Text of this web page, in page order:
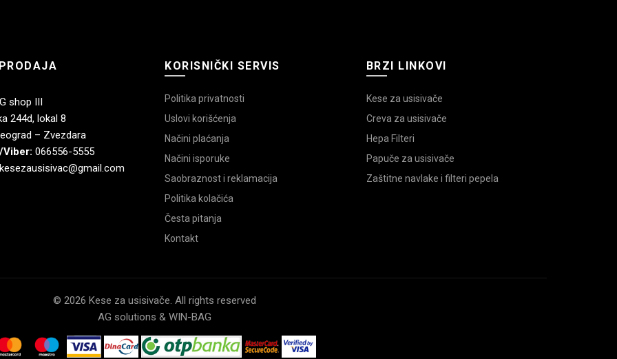
shop III
244d, lokal 8
– Zvezdara
066556-5555
KORISNIČKI SERVIS
Politika privatnosti
Uslovi korišćenja
Načini plaćanja
Načini isporuke
Saobraznost i reklamacija
Politika kolačića
Česta pitanja
Kontakt
BRZI LINKOVI
Kese za usisivače
Creva za usisivače
Hepa Filteri
Papuče za usisivače
Zaštitne navlake i filteri pepela
© 2026 Kese za usisivače. All rights reserved
AG solutions & WIN-BAG